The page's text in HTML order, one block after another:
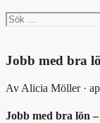
Sök
efter:
Jobb med bra
Av Alicia Möller ·
Jobb med bra lön